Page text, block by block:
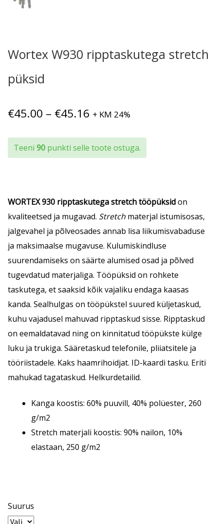
Wortex W930 ripptaskutega stretch
püksid
€45.00 – €45.16 Hinnavahemik:
kuni
€45.16
+ KM 24%
Teeni 90 punkti selle toote ostuga.
WORTEX 930 ripptaskutega stretch tööpüksidon
kvaliteetsed ja mugavad. Stretch materjal istumisosas,
jalgevahel ja põlveosades annab lisa liikumisvabaduse
ja maksimaalse mugavuse. Kulumiskindluse
suurendamiseks on säärte alumised osad ja põlved
tugevdatud materjaliga. Tööpüksid on rohkete
taskutega, et saaksid kõik vajaliku endaga kaasas
kanda. Sealhulgas on tööpükstel suured küljetaskud,
kuhu vajadusel mahuvad ripptaskud sisse. Ripptaskud
on eemaldatavad ning on kinnitatud tööpükste külge
luku ja trukiga. Sääretaskud telefonile, pliiatsitele ja
tööriistadele. Kaks haamrihoidjat. ID-kaardi tasku. Eriti
mahukad tagataskud. Helkurdetailid.
Kanga koostis: 60% puuvill, 40% polüester, 260
g/m2
Stretch materjali koostis: 90% nailon, 10%
elastaan, 250 g/m2
Suurus